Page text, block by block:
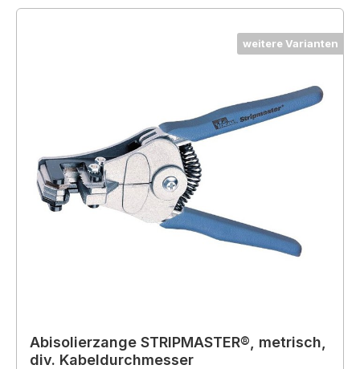
weitere Varianten
Abisolierzange STRIPMASTER®, metrisch,
div. Kabeldurchmesser